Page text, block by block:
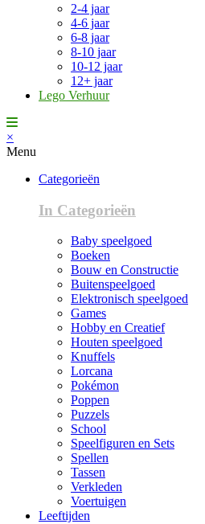
2-4 jaar
4-6 jaar
6-8 jaar
8-10 jaar
10-12 jaar
12+ jaar
Lego Verhuur
×
Menu
Categorieën
In Categorieën
Baby speelgoed
Boeken
Bouw en Constructie
Buitenspeelgoed
Elektronisch speelgoed
Games
Hobby en Creatief
Houten speelgoed
Knuffels
Lorcana
Pokémon
Poppen
Puzzels
School
Speelfiguren en Sets
Spellen
Tassen
Verkleden
Voertuigen
Leeftijden